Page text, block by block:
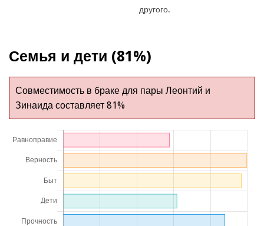
другого.
Семья и дети (81%)
Совместимость в браке для пары Леонтий и
Зинаида составляет 81%